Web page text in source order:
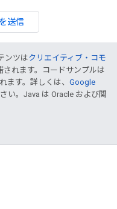
送信
ンツはクリエイティブ・コモ
されます。コードサンプルは
ます。詳しくは、 Google
い。Java は Oracle および関